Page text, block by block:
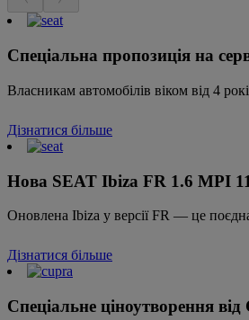
Спеціальна пропозиція на
Власникам автомобілів віком від 4
Дізнатися більше
Нова SEAT Ibiza FR 1.6 MPI
Оновлена Ibiza у версії FR — це
Дізнатися більше
Спеціальне ціноутворення